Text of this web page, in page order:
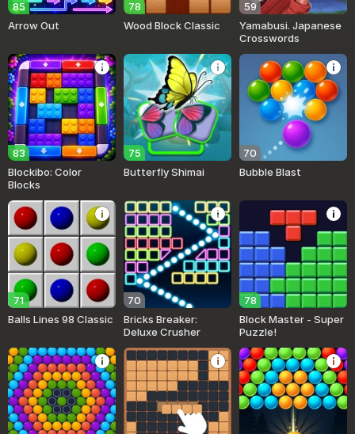
85
Arrow Out
78
Wood Block Classic
59
Yamabusi. Japanese
Crosswords
83
Blockibo: Color
Blocks
75
Butterfly Shimai
70
Bubble Blast
71
Balls Lines 98 Classic
70
Bricks Breaker:
Deluxe Crusher
78
Block Master - Super
Puzzle!